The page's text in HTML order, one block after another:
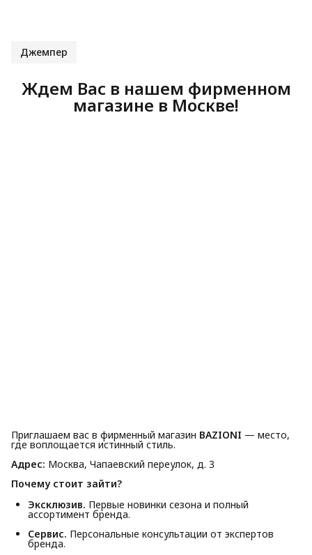
Джемпер
Ждем Вас в нашем фирменном
магазине в Москве!
Приглашаем вас в фирменный магазин BAZIONI — место,
где воплощается истинный стиль.
Адрес: Москва, Чапаевский переулок, д. 3
Почему стоит зайти?
Эксклюзив. Первые новинки сезона и полный
ассортимент бренда.
Сервис. Персональные консультации от экспертов
бренда.